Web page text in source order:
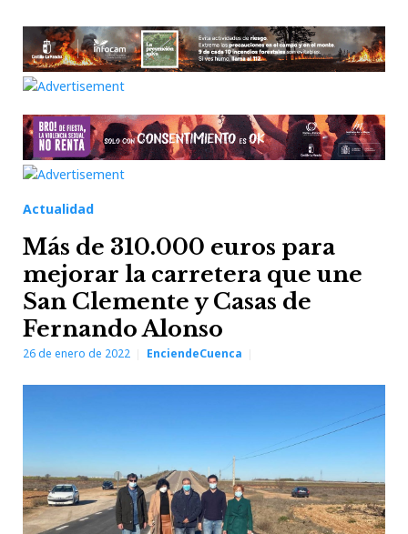
Actualidad
Más de 310.000 euros para
mejorar la carretera que une
San Clemente y Casas de
Fernando Alonso
26 de enero de 2022 EnciendeCuenca